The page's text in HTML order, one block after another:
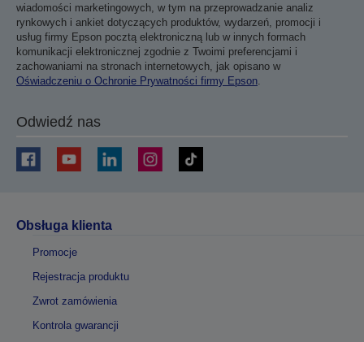
wiadomości marketingowych, w tym na przeprowadzanie analiz
rynkowych i ankiet dotyczących produktów, wydarzeń, promocji i
usług firmy Epson pocztą elektroniczną lub w innych formach
komunikacji elektronicznej zgodnie z Twoimi preferencjami i
zachowaniami na stronach internetowych, jak opisano w
Oświadczeniu o Ochronie Prywatności firmy Epson
Odwiedź nas
Obsługa klienta
Promocje
Rejestracja produktu
Zwrot zamówienia
Kontrola gwarancji